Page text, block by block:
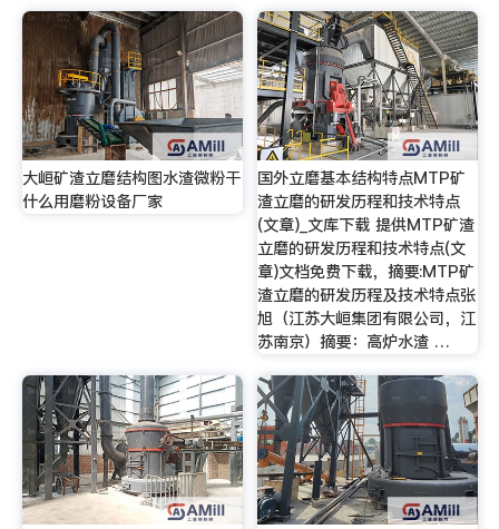
大峘矿渣立磨结构图水渣微粉干
什么用磨粉设备厂家
国外立磨基本结构特点MTP矿
渣立磨的研发历程和技术特点
(文章)_文库下载 提供MTP矿渣
立磨的研发历程和技术特点(文
章)文档免费下载，摘要:MTP矿
渣立磨的研发历程及技术特点张
旭（江苏大峘集团有限公司，江
苏南京）摘要：高炉水渣 …